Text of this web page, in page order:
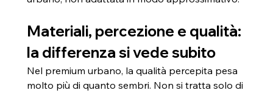
Materiali, percezione e qualità:
la differenza si vede subito
Nel premium urbano, la qualità percepita pesa
molto più di quanto sembri. Non si tratta solo di